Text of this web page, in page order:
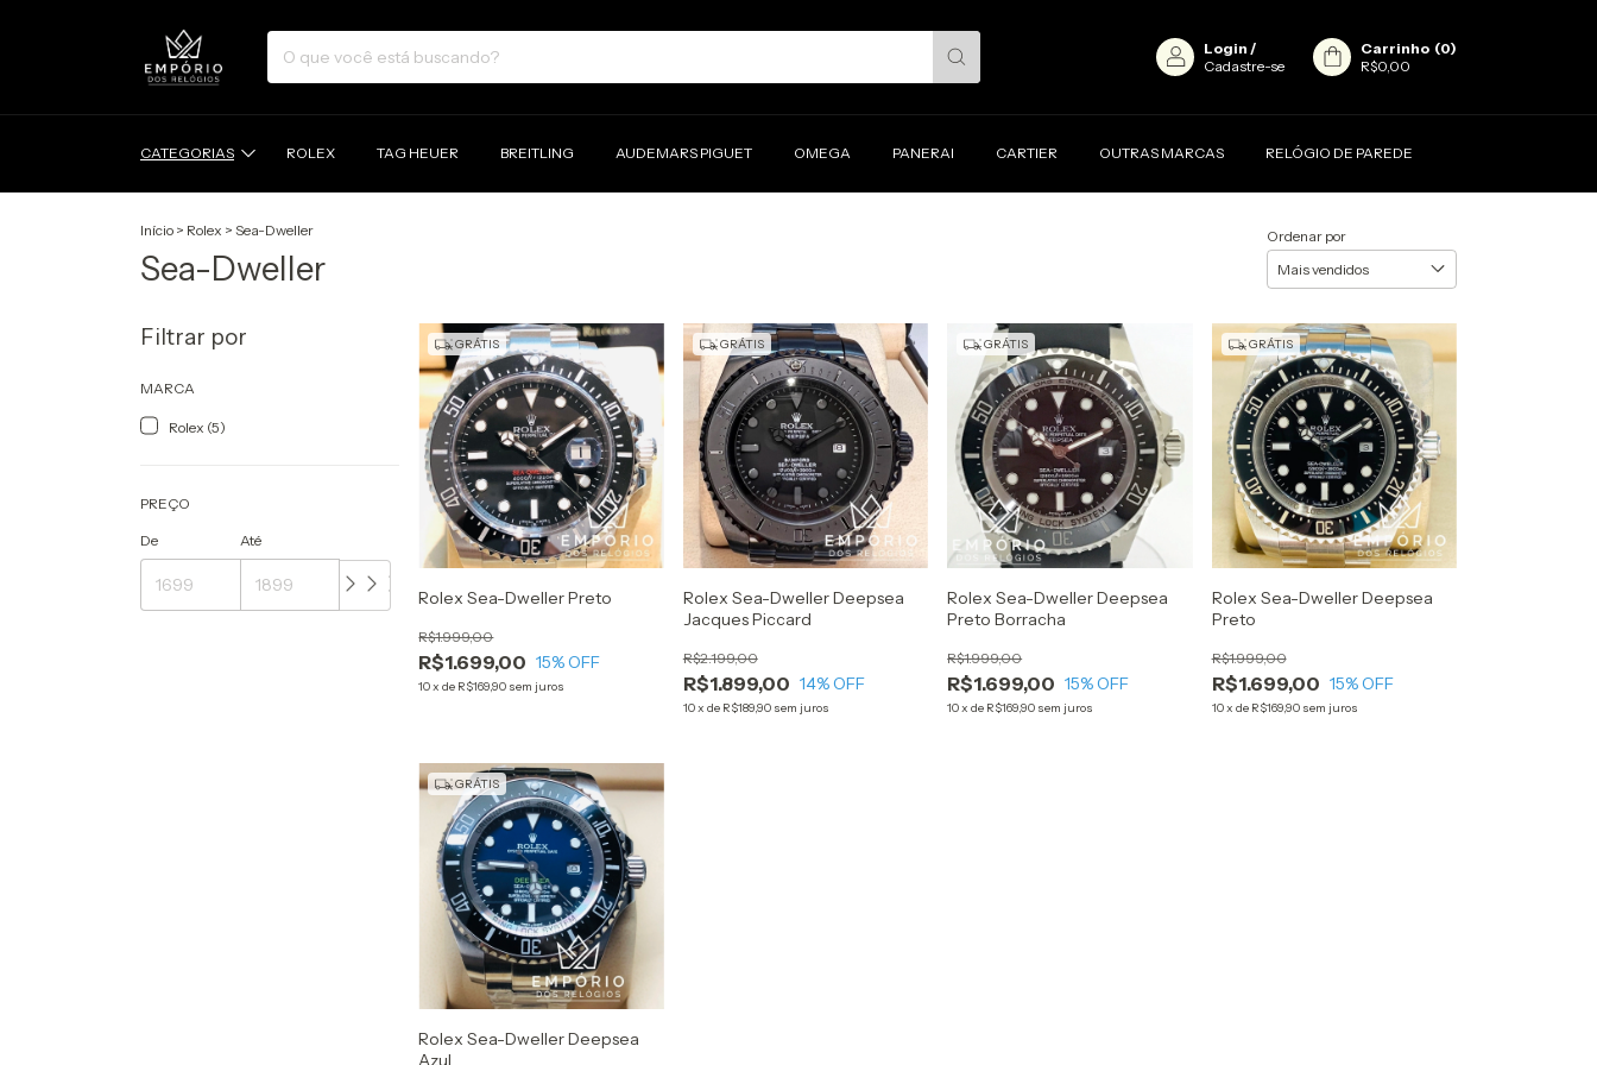
Login /
Cadastre-se
Carrinho (0)
R$0,00
CATEGORIAS ROLEX TAG HEUER BREITLING AUDEMARS PIGUET OMEGA PANERAI CARTIER OUTRAS MARCAS RELÓGIO DE PAREDE
Início > Rolex > Sea-Dweller
Sea-Dweller
Ordenar por
Filtrar por
MARCA
Rolex (5)
PREÇO
De Até
GRÁTIS
Rolex Sea-Dweller Preto
R$1.699,00
R$1.999,00
15% OFF
10xde R$169,90 sem juros
GRÁTIS
Rolex Sea-Dweller Deepsea
Jacques Piccard
R$1.899,00
R$2.199,00
14% OFF
10x de R$189,90 sem juros
GRÁTIS
Rolex Sea-Dweller Deepsea
Preto Borracha
R$1.699,00
R$1.999,00
15% OFF
10xde R$169,90 sem juros
GRÁTIS
Rolex Sea-Dweller Deepsea
Preto
R$1.699,00
R$1.999,00
15% OFF
10x de R$169,90 sem juros
GRÁTIS
Rolex Sea-Dweller Deepsea
Azul